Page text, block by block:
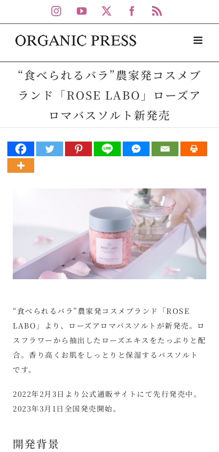
to
content
Instagram
YouTube Facebook
“食べられるバラ”農家発コスメブ
ランド「ROSE LABO」ローズア
ロマバスソルト新発売
“食べられるバラ”農家発コスメブランド「ROSE
LABO」より、ローズアロマバスソルトが新発売。ロ
スフラワーから抽出したローズエキスをたっぷりと配
合。香り高くお肌をしっとりと保湿するバスソルト
です。
2022年2月3日より公式通販サイトにて先行発売中。
2023年3月1日全国発売開始。
開発背景